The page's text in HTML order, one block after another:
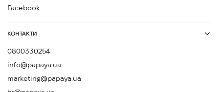
Facebook
КОНТАКТИ
0800330254
info@papaya.ua
marketing@papaya.ua